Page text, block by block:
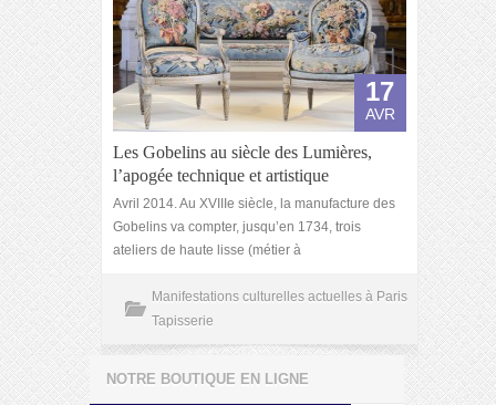
17
AVR
Les Gobelins au siècle des Lumières,
l’apogée technique et artistique
Avril 2014. Au XVIIIe siècle, la manufacture des
Gobelins va compter, jusqu’en 1734, trois
ateliers de haute lisse (métier à
Manifestations culturelles actuelles à Paris
Tapisserie
NOTRE BOUTIQUE EN LIGNE